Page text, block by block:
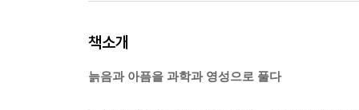
책소개
늙음과 아픔을 과학과 영성으로 풀다